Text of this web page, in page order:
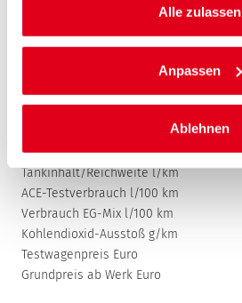
Alle zulassen
Anpassen
Ablehnen
Spurweite v/h mm
Leergewicht/Zuladung kg
Anhängelast ung./gebr. kg
Reifendimension
Tankinhalt/Reichweite l/km
ACE-Testverbrauch l/100 km
Verbrauch EG-Mix l/100 km
Kohlendioxid-Ausstoß g/km
Testwagenpreis Euro
Grundpreis ab Werk Euro